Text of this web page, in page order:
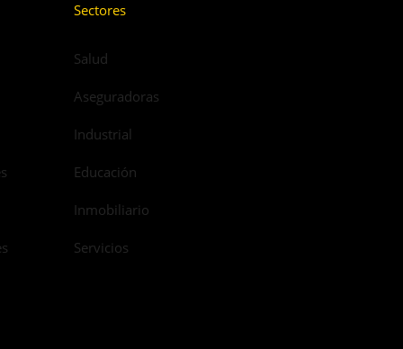
Sectores
Salud
Aseguradoras
Industrial
Educación
Inmobiliario
Servicios